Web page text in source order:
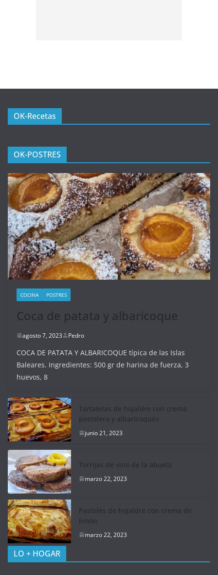
OK-Recetas
OK-POSTRES
COCINA POSTRES
Coca de patata y albaricoque
agosto 7, 2023 Pedro
COCA DE PATATA Y ALBARICOQUE típica de las Islas
Baleares. Ingredientes: 500 gr de harina de fuerza, 3
huevos, 8
Tartaletas de hojaldre con crema
pastelera y albaricoques
junio 21, 2023
Torrijas de vino de la abuela
marzo 22, 2023
Pasteles de hojaldre con crema de
limón
marzo 22, 2023
LO + HOGAR